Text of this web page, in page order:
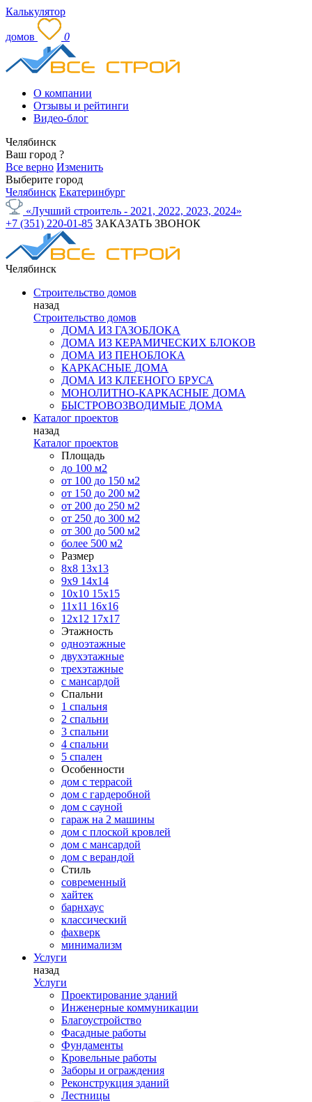
Калькулятор
домов 0
О компании
Отзывы и рейтинги
Видео-блог
Челябинск
Ваш город ?
Все верно Изменить
Выберите город
Челябинск Екатеринбург
«Лучший строитель - 2021, 2022, 2023, 2024»
+7 (351) 220-01-85 ЗАКАЗАТЬ ЗВОНОК
Челябинск
Строительство домов
назад
Строительство домов
ДОМА ИЗ ГАЗОБЛОКА
ДОМА ИЗ КЕРАМИЧЕСКИХ БЛОКОВ
ДОМА ИЗ ПЕНОБЛОКА
КАРКАСНЫЕ ДОМА
ДОМА ИЗ КЛЕЕНОГО БРУСА
МОНОЛИТНО-КАРКАСНЫЕ ДОМА
БЫСТРОВОЗВОДИМЫЕ ДОМА
Каталог проектов
назад
Каталог проектов
Площадь
до 100 м2
от 100 до 150 м2
от 150 до 200 м2
от 200 до 250 м2
от 250 до 300 м2
от 300 до 500 м2
более 500 м2
Размер
8х8 13х13
9х9 14х14
10х10 15х15
11x11 16х16
12х12 17х17
Этажность
одноэтажные
двухэтажные
трехэтажные
с мансардой
Спальни
1 спальня
2 спальни
3 спальни
4 спальни
5 спален
Особенности
дом с террасой
дом с гардеробной
дом с сауной
гараж на 2 машины
дом с плоской кровлей
дом с мансардой
дом с верандой
Стиль
современный
хайтек
барнхаус
классический
фахверк
минимализм
Услуги
назад
Услуги
Проектирование зданий
Инженерные коммуникации
Благоустройство
Фасадные работы
Фундаменты
Кровельные работы
Заборы и ограждения
Реконструкция зданий
Лестницы